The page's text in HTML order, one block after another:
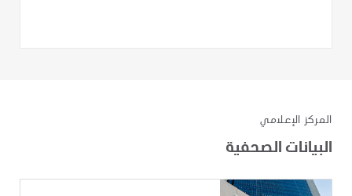
المركز الإعلامي
البيانات الصحفية